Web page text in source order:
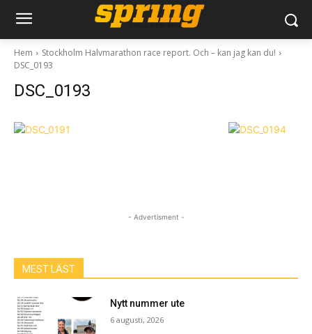
Hem
Stockholm Halvmarathon race report. Och – kan jag kan du!
DSC_0193
DSC_0193
- Advertisment -
MEST LÄST
Nytt nummer ute
6 augusti, 2026